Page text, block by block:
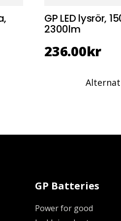
GP LED lysrör,
2300lm
236.00kr
GP Batteries
Power for good